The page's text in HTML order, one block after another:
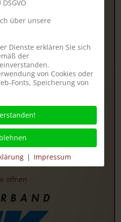
Heubach
öffnen
über unsere
Dienste erklären Sie sich
der
von Cookies oder
Fonts, Speicherung von
| Impressum